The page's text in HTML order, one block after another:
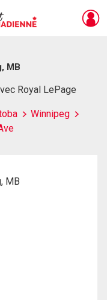
MB
Royal LePage
Winnipeg